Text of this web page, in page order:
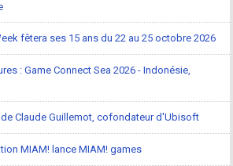
fêtera ses 15 ans du 22 au 25 octobre 2026
: Game Connect Sea 2026 - Indonésie,
Claude Guillemot, cofondateur d'Ubisoft
MIAM! lance MIAM! games